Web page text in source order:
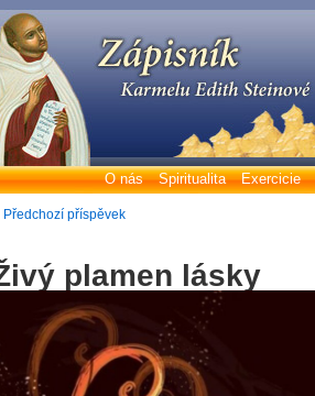
O nás Spiritualita Exercicie
Předchozí příspěvek
plamen lásky